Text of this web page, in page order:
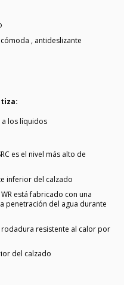
, antideslizante
los líquidos
es el nivel más alto de
inferior del calzado
está fabricado con una
penetración del agua durante
resistente al calor por
del calzado